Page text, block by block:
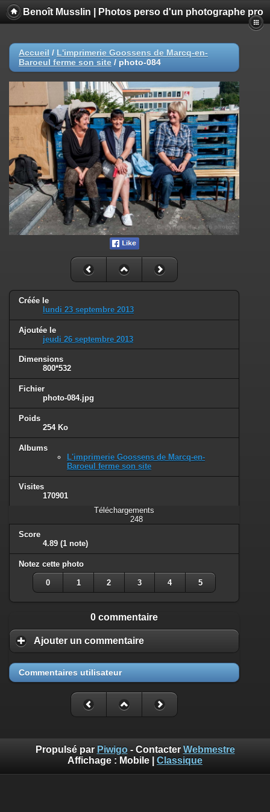
Benoît Musslin | Photos perso d'un photographe pro
Accueil / L'imprimerie Goossens de Marcq-en-
Baroeul ferme son site / photo-084
Créée le
lundi 23 septembre 2013
Ajoutée le
jeudi 26 septembre 2013
Dimensions
800*532
Fichier
photo-084.jpg
Poids
254 Ko
Albums
L'imprimerie Goossens de Marcq-en-
Baroeul ferme son site
Visites
170901
Téléchargements
248
Score
4.89 (1 note)
Notez cette photo
0 1 2 3 4 5
0 commentaire
Ajouter un commentaire
Commentaires utilisateur
Propulsé par Piwigo- Contacter Webmestre
Affichage : Mobile
Classique